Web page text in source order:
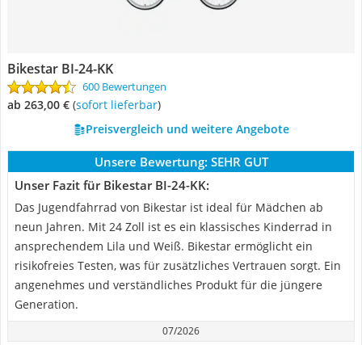
Bikestar BI-24-KK
600 Bewertungen
ab 263,00 € ( Sofort lieferbar)
Preisvergleich und weitere Angebote
Unsere Bewertung: SEHR GUT
Unser Fazit für Bikestar BI-24-KK:
Das Jugendfahrrad von Bikestar ist ideal für Mädchen ab
neun Jahren. Mit 24 Zoll ist es ein klassisches Kinderrad in
ansprechendem Lila und Weiß. Bikestar ermöglicht ein
risikofreies Testen, was für zusätzliches Vertrauen sorgt. Ein
angenehmes und verständliches Produkt für die jüngere
Generation.
07/2026